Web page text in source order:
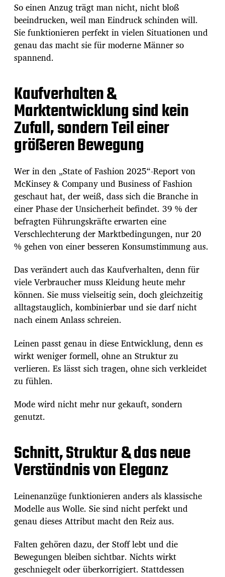
So einen Anzug trägt man nicht, nicht bloß
beeindrucken, weil man Eindruck schinden will.
Sie funktionieren perfekt in vielen Situationen und
genau das macht sie für moderne Männer so
spannend.
Kaufverhalten &
Marktentwicklung sind kein
Zufall, sondern Teil einer
größeren Bewegung
Wer in den „State of Fashion 2025“-Report von
McKinsey & Company und Business of Fashion
geschaut hat, der weiß, dass sich die Branche in
einer Phase der Unsicherheit befindet. 39 % der
befragten Führungskräfte erwarten eine
Verschlechterung der Marktbedingungen, nur 20
% gehen von einer besseren Konsumstimmung aus.
Das verändert auch das Kaufverhalten, denn für
viele Verbraucher muss Kleidung heute mehr
können. Sie muss vielseitig sein, doch gleichzeitig
alltagstauglich, kombinierbar und sie darf nicht
nach einem Anlass schreien.
Leinen passt genau in diese Entwicklung, denn es
wirkt weniger formell, ohne an Struktur zu
verlieren. Es lässt sich tragen, ohne sich verkleidet
zu fühlen.
Mode wird nicht mehr nur gekauft, sondern
genutzt.
Schnitt, Struktur & das neue
Verständnis von Eleganz
Leinenanzüge funktionieren anders als klassische
Modelle aus Wolle. Sie sind nicht perfekt und
genau dieses Attribut macht den Reiz aus.
Falten gehören dazu, der Stoff lebt und die
Bewegungen bleiben sichtbar. Nichts wirkt
geschniegelt oder überkorrigiert. Stattdessen